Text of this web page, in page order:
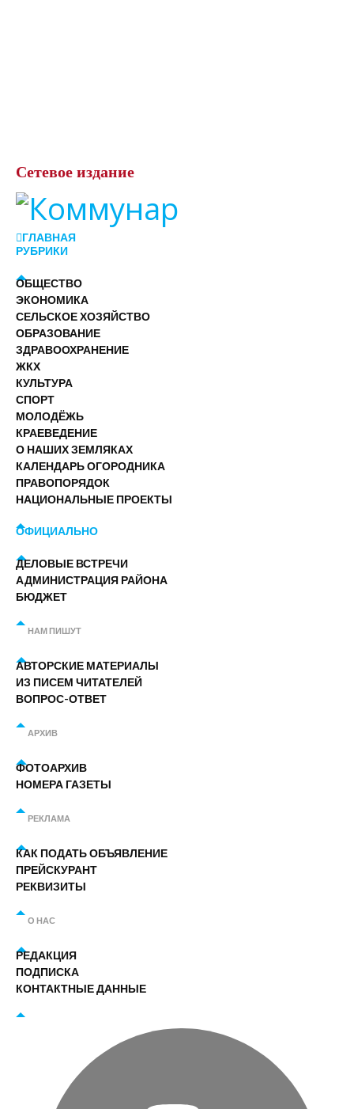
Сетевое издание
ГЛАВНАЯ
РУБРИКИ
ОБЩЕСТВО
ЭКОНОМИКА
СЕЛЬСКОЕ ХОЗЯЙСТВО
ОБРАЗОВАНИЕ
ЗДРАВООХРАНЕНИЕ
ЖКХ
КУЛЬТУРА
СПОРТ
МОЛОДЁЖЬ
КРАЕВЕДЕНИЕ
О НАШИХ ЗЕМЛЯКАХ
КАЛЕНДАРЬ ОГОРОДНИКА
ПРАВОПОРЯДОК
НАЦИОНАЛЬНЫЕ ПРОЕКТЫ
ОФИЦИАЛЬНО
ДЕЛОВЫЕ ВСТРЕЧИ
АДМИНИСТРАЦИЯ РАЙОНА
БЮДЖЕТ
НАМ ПИШУТ
АВТОРСКИЕ МАТЕРИАЛЫ
ИЗ ПИСЕМ ЧИТАТЕЛЕЙ
ВОПРОС-ОТВЕТ
АРХИВ
ФОТОАРХИВ
НОМЕРА ГАЗЕТЫ
РЕКЛАМА
КАК ПОДАТЬ ОБЪЯВЛЕНИЕ
ПРЕЙСКУРАНТ
РЕКВИЗИТЫ
О НАС
РЕДАКЦИЯ
ПОДПИСКА
КОНТАКТНЫЕ ДАННЫЕ